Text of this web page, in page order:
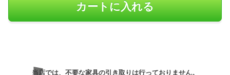
当店では、不要な家具の引き取りは行っておりません。